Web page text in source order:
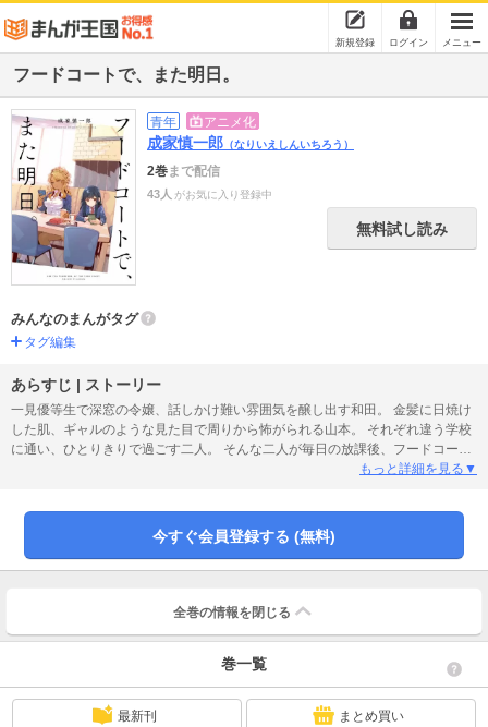
新規登録 ログイン メニュー
フードコートで、また明日。
青年 アニメ化
成家慎一郎 （なりいえしんいちろう）
2巻まで配信
43人 がお気に入り登録中
無料試し読み
みんなのまんがタグ
タグ編集
あらすじ | ストーリー
一見優等生で深窓の令嬢、話しかけ難い雰囲気を醸し出す和田。 金髪に日焼け
した肌、ギャルのような見た目で周りから怖がられる山本。 それぞれ違う学校
に通い、ひとりきりで過ごす二人。 そんな二人が毎日の放課後、フードコート
で出会う時だけは、お互いしか知らない表情を見せるのです。もっと詳細を見る▼
今すぐ会員登録する (無料)
全巻の情報を 閉じる
巻一覧
最新刊 まとめ買い